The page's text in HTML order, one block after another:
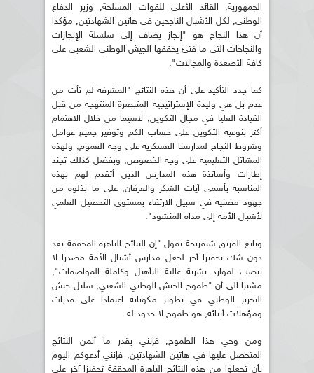
الجمهورية, القائد الأعلى للقوات المسلحة, وزير الدفاع
الوطني, لكل الأشبال الناجحين في هاتين الشهادتين, مؤكدا
أن هذا النجاح هو "إنجاز يضاف إلى سلسلة الإنجازات
والنجاحات التي ما فتئ يحققها الجيش الوطني الشعبي على
كافة الأصعدة والمجالات".
كما جدد التأكيد على أن هذه النتائج "المشرفة لم تأت من
عدم بل هي وليدة الإستراتيجية المتبصرة المنتهجة من قبل
القيادة العليا في مجال التكوين, لاسيما من خلال الاهتمام
أكثر بنوعية التكوين على حساب الكم وتوفير جميع عوامل
وشروط النجاح لمدارسنا العسكرية على وجه العموم, ولهذه
المشاتل التعليمية على وجه الخصوص, وبفضل كذلك تجند
إطارات وأساتذة هذه المدارس الذين أتقدم لهم بهذه
المناسبة بأسمى آيات الشكر والعرفان, على ما بذلوه من
جهود مضنية في سبيل الارتقاء بمستوى التحصيل العلمي
لأشبال الأمة إلى مداه المنشود".
وتابع الفريق شنقريحة يقول "إن النتائج الباهرة المحققة تعد
دون شك تحفيزا أخر لجعل مدارس أشبال الأمة مصدرا لا
ينضب لموارد بشرية عالية التأهيل وكاملة المواصفات",
مشيرا الى أن "طموح الجيش الوطني الشعبي, سليل جيش
التحرير الوطني في تطوير مكوناته اعتمادا على قدرات
ومؤهلات أبنائه, هو طموح لا حدود له.
ومن وحي هذا الطموح, فإنني بقدر ما أثمن النتائج
المتحصل عليها في هاتين الشهادتين, فإنني أدعوكم اليوم
بأن تجعلوا من هذه النتائج الباهرة المحققة تحفيزا آخر على